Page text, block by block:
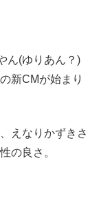
ん(ゆりあん？)
新CMが始まり
えなりかずきさ
の良さ。